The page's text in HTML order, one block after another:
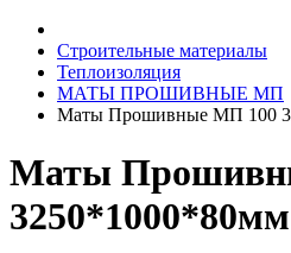
Строительные материалы
Теплоизоляция
МАТЫ ПРОШИВНЫЕ МП
Маты Прошивные МП 100
Маты
3250*1000*80мм